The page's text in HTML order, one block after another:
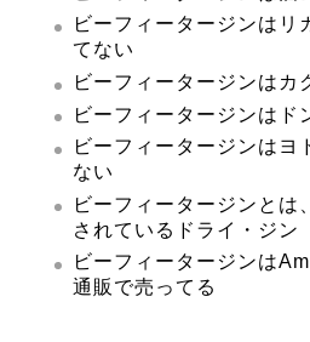
ビーフィータージンはリ
てない
ビーフィータージンはカ
ビーフィータージンはド
ビーフィータージンはヨ
ない
ビーフィータージンとは
されているドライ・ジン
ビーフィータージンは
通販で売ってる